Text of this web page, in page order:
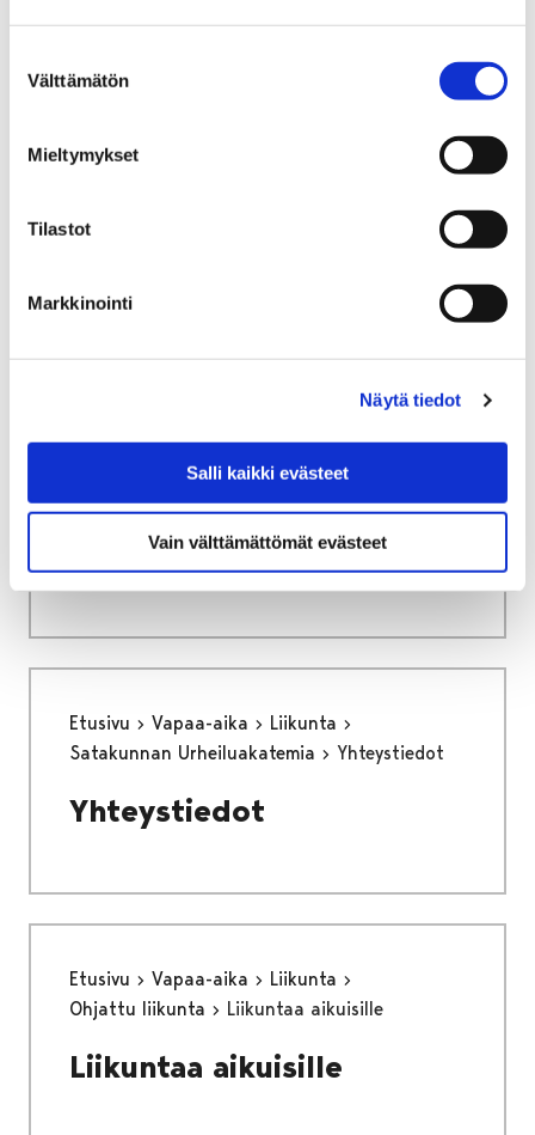
valinta
Välttämätön
Mieltymykset
Tilastot
Markkinointi
Näytä tiedot
Salli kaikki evästeet
Vain välttämättömät evästeet
Etusivu
Työ ja yrittäminen
Töihin Porin kaupungille
Pori työnantajana
Sijaisrekrytointi
Etusivu Vapaa-aika
Liikunta
Satakunnan Urheiluakatemia
Yhteystiedot
Yhteystiedot
Etusivu Vapaa-aika
Liikunta
Ohjattu liikunta
Liikuntaa aikuisille
Liikuntaa aikuisille